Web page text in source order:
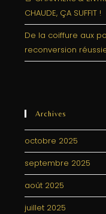
CHAUDE, ÇA SUFFIT !
De la coiffure aux
reconversion
Archives
octobre 2025
septembre 2025
août 2025
juillet 2025